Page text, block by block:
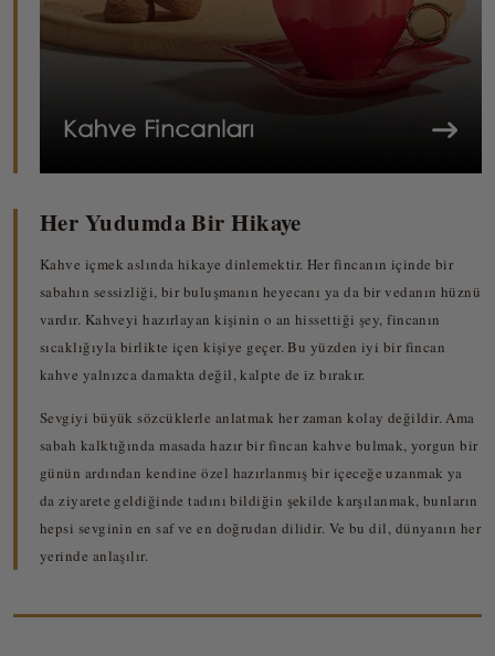
Her Yudumda Bir Hikaye
Kahve içmek aslında hikaye dinlemektir. Her fincanın içinde bir
sabahın sessizliği, bir buluşmanın heyecanı ya da bir vedanın hüznü
vardır. Kahveyi hazırlayan kişinin o an hissettiği şey, fincanın
sıcaklığıyla birlikte içen kişiye geçer. Bu yüzden iyi bir fincan
kahve yalnızca damakta değil, kalpte de iz bırakır.
Sevgiyi büyük sözcüklerle anlatmak her zaman kolay değildir. Ama
sabah kalktığında masada hazır bir fincan kahve bulmak, yorgun bir
günün ardından kendine özel hazırlanmış bir içeceğe uzanmak ya
da ziyarete geldiğinde tadını bildiğin şekilde karşılanmak, bunların
hepsi sevginin en saf ve en doğrudan dilidir. Ve bu dil, dünyanın her
yerinde anlaşılır.